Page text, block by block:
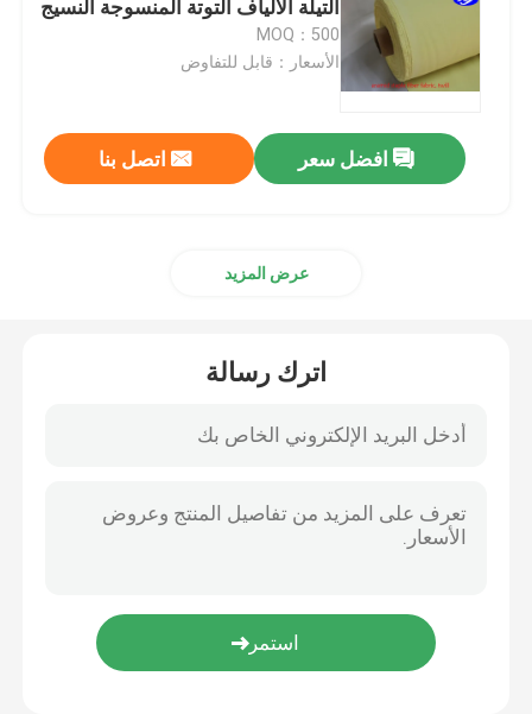
الأقمشة المركبة
أدوات الصناعة
التيلة الألياف التوتة المنسوجة النسيج
MOQ：500
الأسعار：قابل للتفاوض
افضل سعر اتصل بنا
عرض المزيد
اترك رسالة